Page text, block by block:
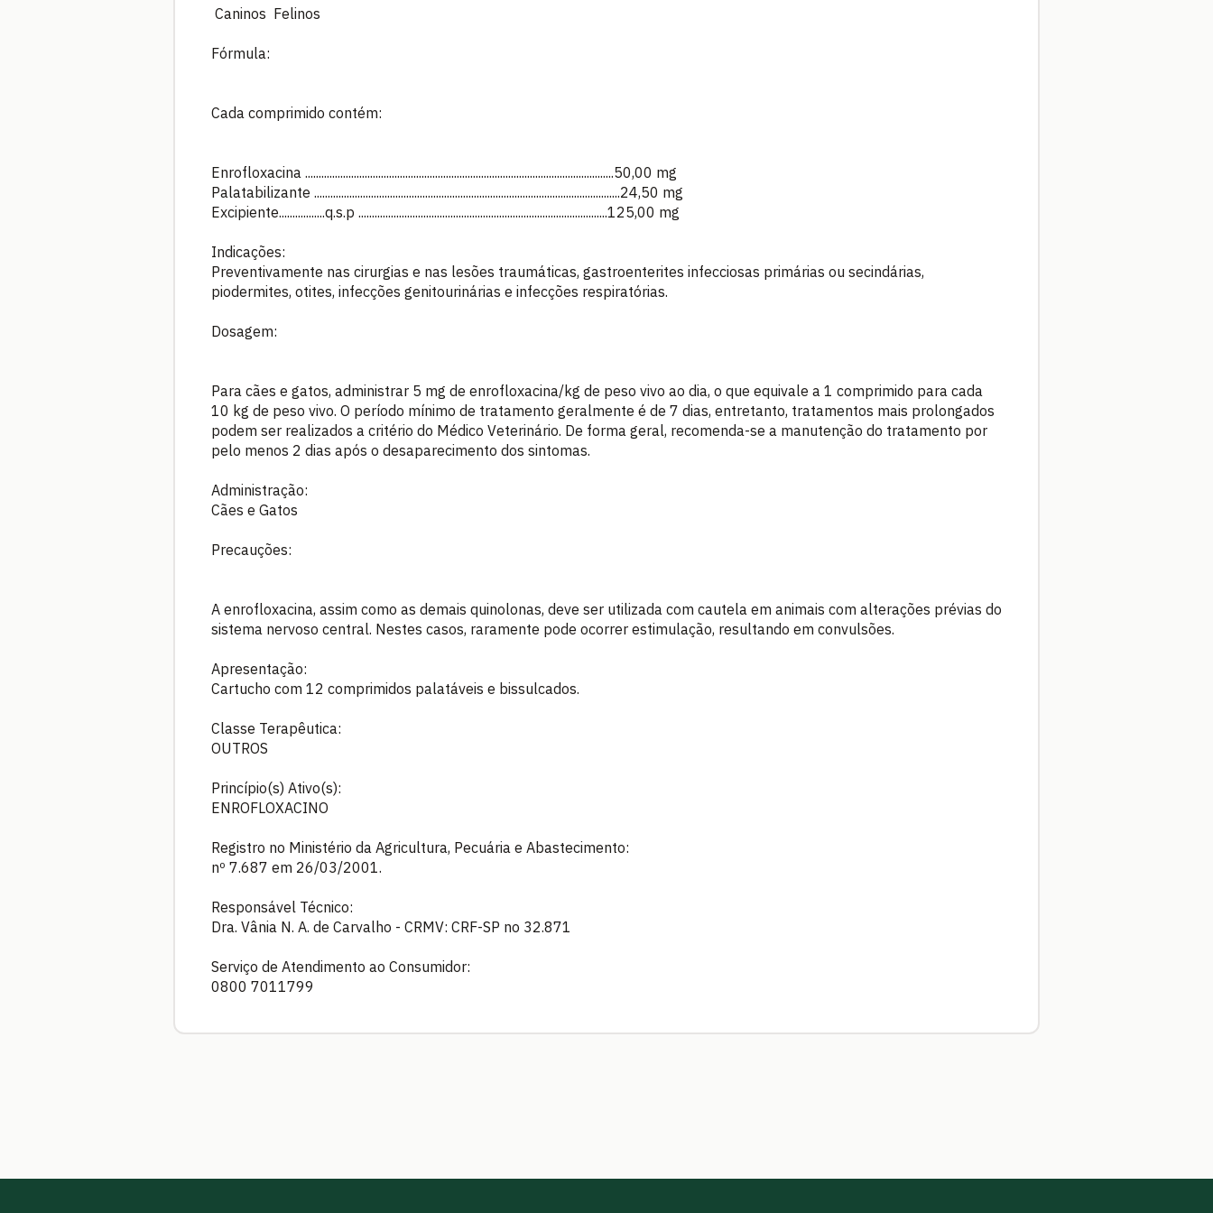
Caninos Felinos
Fórmula:
Cada comprimido contém:
Enrofloxacina ..................................................................................................................50,00 mg
Palatabilizante .................................................................................................................24,50 mg
Excipiente.................q.s.p ............................................................................................125,00 mg
Indicações:
Preventivamente nas cirurgias e nas lesões traumáticas, gastroenterites infecciosas primárias ou secindárias,
piodermites, otites, infecções genitourinárias e infecções respiratórias.
Dosagem:
Para cães e gatos, administrar 5 mg de enrofloxacina/kg de peso vivo ao dia, o que equivale a 1 comprimido para cada
10 kg de peso vivo. O período mínimo de tratamento geralmente é de 7 dias, entretanto, tratamentos mais prolongados
podem ser realizados a critério do Médico Veterinário. De forma geral, recomenda-se a manutenção do tratamento por
pelo menos 2 dias após o desaparecimento dos sintomas.
Administração:
Cães e Gatos
Precauções:
A enrofloxacina, assim como as demais quinolonas, deve ser utilizada com cautela em animais com alterações prévias do
sistema nervoso central. Nestes casos, raramente pode ocorrer estimulação, resultando em convulsões.
Apresentação:
Cartucho com 12 comprimidos palatáveis e bissulcados.
Classe Terapêutica:
OUTROS
Princípio(s) Ativo(s):
ENROFLOXACINO
Registro no Ministério da Agricultura, Pecuária e Abastecimento:
nº 7.687 em 26/03/2001.
Responsável Técnico:
Dra. Vânia N. A. de Carvalho - CRMV: CRF-SP no 32.871
Serviço de Atendimento ao Consumidor:
0800 7011799